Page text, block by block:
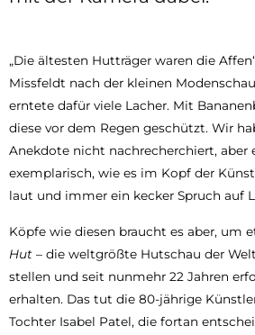
„Die ältesten Hutträger waren die
Missfeldt nach der kleinen
erntete dafür viele Lacher. Mit
diese vor dem Regen geschützt. Wir
Anekdote nicht nachrecherchiert, aber
exemplarisch, wie es im Kopf der
laut und immer ein kecker Spruch auf
Köpfe wie diesen braucht es aber, um
Hut – die weltgrößte Hutschau der
stellen und seit nunmehr 22 Jahren
erhalten. Das tut die 80-jährige
Tochter Isabel Patel, die fortan